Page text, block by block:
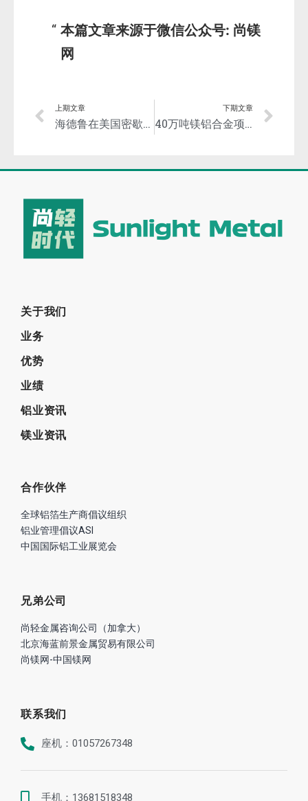
本篇文章来源于微信公众号: 尚镁
网
上期文章
海德鲁在美国密歇根州开建年产12万吨再生铝厂
下期文章
40万吨镁铝合金项目签约仪式暨项目推进会在重庆南川举行
关于我们
业务
优势
业绩
铝业资讯
镁业资讯
合作伙伴
全球铝箔生产商倡议组织
铝业管理倡议ASI
中国国际铝工业展览会
兄弟公司
尚轻金属咨询公司（加拿大）
北京海蓝前景金属贸易有限公司
尚镁网-中国镁网
联系我们
座机：01057267348
手机：13681518348